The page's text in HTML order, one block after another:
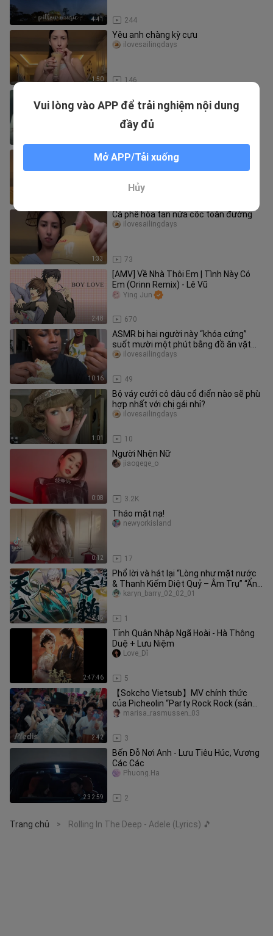
4:41 244
1:50
Yêu anh chàng kỳ cựu
146
ilovesailingdays
Boylove này đúng không? Ngọt lắm
Lời cầu nguyện của anh chàng mọt
1:33
Cà phê hòa tan nửa cốc toàn đường
73
ilovesailingdays
2:48
[AMV] Về Nhà Thôi Em | Tình Này Có
Em (Orinn Remix) - Lê Vũ
670
Ying Jun
10:16
ASMR bị hai người này “khóa cứng”
suốt mười một phút bằng đồ ăn vặt
chiên rán
49
ilovesailingdays
1:01
Bộ váy cưới cô dâu cổ điển nào sẽ phù
hợp nhất với chị gái nhỉ?
10
ilovesailingdays
0:08
Người Nhện Nữ
3.2K
jiaogege_o
0:12
Tháo mặt nạ!
17
newyorkisland
2:45
Phổ lời và hát lại “Lòng như mặt nước
& Thanh Kiếm Diệt Quỷ – Âm Trụ” “Ẩn
mình giữa biển tình báo lo
1
karyn_barry_02_02_01
2:47:46
Tỉnh Quân Nhập Ngã Hoài - Hà Thông
Duệ + Lưu Niệm
5
Love_Dĩ
2:42
【Sokcho Vietsub】MV chính thức
của Picheolin “Party Rock Rock (sản
xuất bởi Hitchhiker)”
3
marisa_rasmussen_03
2:32:59
Bến Đỗ Nơi Anh - Lưu Tiêu Húc, Vương
Các Các
2
Phuong.Ha
Trang chủ > Rolling In The Deep - Adele (Lyrics) 🎵
Vui lòng vào APP để trải nghiệm nội dung
đầy đủ
Mở APP/Tải xuống
Hủy